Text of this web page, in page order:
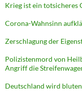
Krieg ist ein totsicheres
Corona-Wahnsinn
Zerschlagung der
Polizistenmord von
Angriff die
Deutschland wird bluten